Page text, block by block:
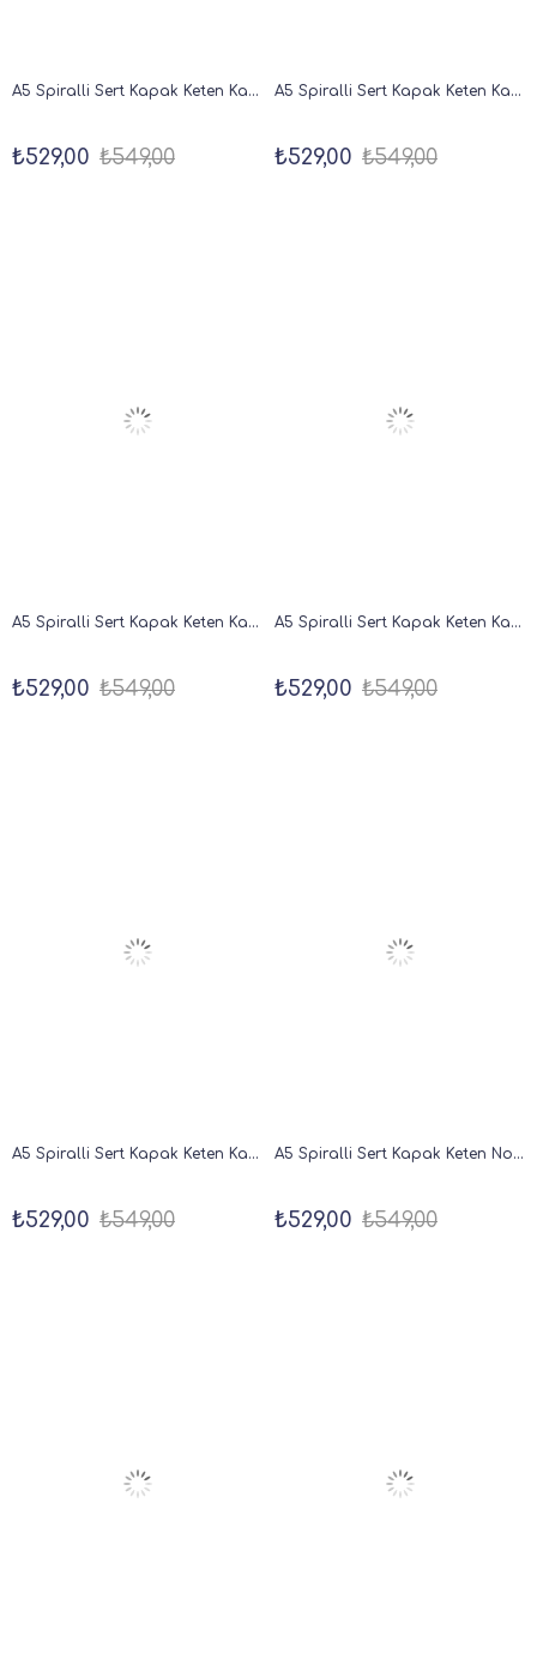
A5 Spiralli Sert Kapak Keten Kareli Tarihsiz Not Defteri Kahverengi
₺529,00 ₺549,00
A5 Spiralli Sert Kapak Keten Kareli Tarihsiz Not Defteri Mercan
₺529,00 ₺549,00
A5 Spiralli Sert Kapak Keten Kareli Tarihsiz Not Defteri Koyu Yeşil
₺529,00 ₺549,00
A5 Spiralli Sert Kapak Keten Kareli Tarihsiz Not Defteri Lacivert
₺529,00 ₺549,00
A5 Spiralli Sert Kapak Keten Kareli Tarihsiz Not Defteri Lila
₺529,00 ₺549,00
A5 Spiralli Sert Kapak Keten Noktalı Tarihsiz Not Defteri Lila
₺529,00 ₺549,00